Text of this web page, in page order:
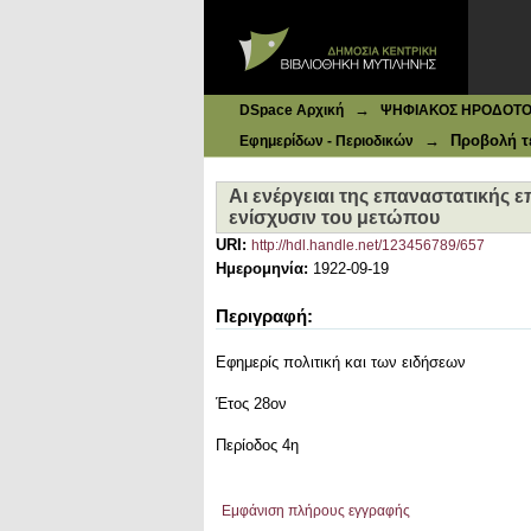
DSpace Αρχική → ΨΗΦΙΑΚΟΣ ΗΡΟΔΟΤΟΣ:
Εφημερίδων - Περιοδικών
→ Προβολή
Αι ενέργειαι της επαναστατικής
ενίσχυσιν του μετώπου
URI: http://hdl.handle.net/123456789/657
Ημερομηνία: 1922-09-19
Περιγραφή:
Εφημερίς πολιτική και των ειδήσεων
Έτος 28ον
Περίοδος 4η
Εμφάνιση πλήρους εγγραφής